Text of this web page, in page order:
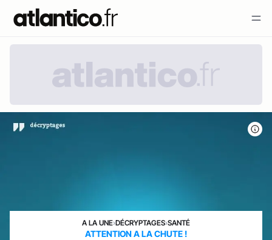
A LA UNE›DÉCRYPTAGES›SANTÉ
ATTENTION A LA CHUTE !